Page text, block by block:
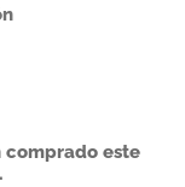
comprado este